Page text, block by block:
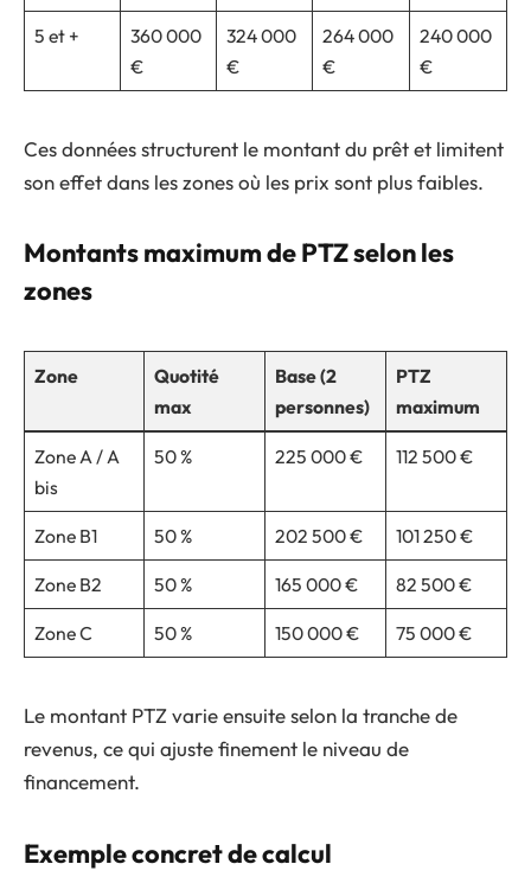
5 et +
360 000
€
324 000
€
264 000
€
240 000
€
Ces données structurent le montant du prêt et limitent
son effet dans les zones où les prix sont plus faibles.
Montants maximum de PTZ selon les
zones
Zone
Quotité
max
Base (2
personnes)
PTZ
maximum
Zone A / A
bis
50 % 225 000 € 112 500 €
Zone B1 50 % 202 500 € 101 250 €
Zone B2 50 % 165 000 € 82 500 €
Zone C 50 % 150 000 € 75 000 €
Le montant PTZ varie ensuite selon la tranche de
revenus, ce qui ajuste finement le niveau de
financement.
Exemple concret de calcul